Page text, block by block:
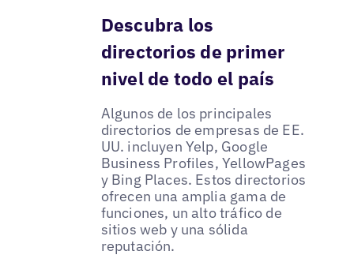
Descubra los
directorios de primer
nivel de todo el país
Algunos de los principales
directorios de empresas de EE.
UU. incluyen Yelp, Google
Business Profiles, YellowPages
y Bing Places. Estos directorios
ofrecen una amplia gama de
funciones, un alto tráfico de
sitios web y una sólida
reputación.